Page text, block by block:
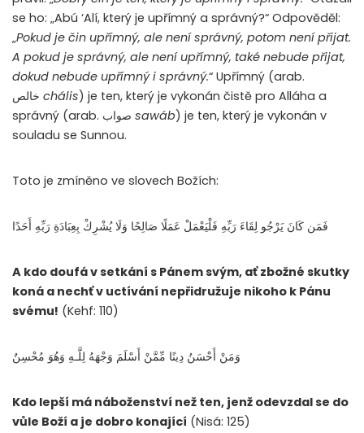
se ho: „Abú ‘Alí, který je upřímný a správný?“ Odpověděl:
„Pokud je čin upřímný, ale není správný, potom není přijat.
A pokud je správný, ale není upřímný, také nebude přijat,
dokud nebude upřímný i správný.“ Upřímný (arab.
chális) je ten, který je vykonán čistě pro Alláha a
sawáb) je ten, který je vykonán v
souladu se Sunnou.
Toto je zmíněno ve slovech Božích:
فَمَن كَانَ يَرْجُو لِقَاءَ رَبِّهِ فَلْيَعْمَلْ عَمَلًا صَالِحًا وَلَا يُشْرِكْ بِعِبَادَةِ رَبِّهِ أَحَدًا
A kdo doufá v setkání s Pánem svým, ať zbožné skutky
koná a nechť v uctívání nepřidružuje nikoho k Pánu
svému! (Kehf: 110)
وَمَنْ أَحْسَنُ دِينًا مِّمَّنْ أَسْلَمَ وَجْهَهُ لِلَّـهِ وَهُوَ مُحْسِنٌ
Kdo lepší má náboženství než ten, jenž odevzdal se do
vůle Boží a je dobro konající (Nisá: 125)